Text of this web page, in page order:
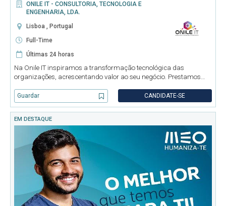
ONILE IT - CONSULTORIA, TECNOLOGIA E
ENGENHARIA, LDA.
Lisboa , Portugal
Full-Time
Últimas 24 horas
Na Onile IT inspiramos a transformação tecnológica das
organizações, acrescentando valor ao seu negócio. Prestamos
comunicações e eletrónica, intervindo em todo o ciclo de
desenvolvimento de proj
Guardar CANDIDATE-SE
EM DESTAQUE